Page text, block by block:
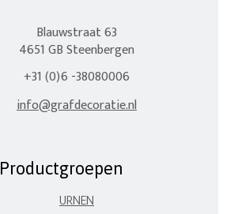
Blauwstraat 63
4651 GB Steenbergen
+31 (0)6 -38080006
info@grafdecoratie.nl
Productgroepen
URNEN